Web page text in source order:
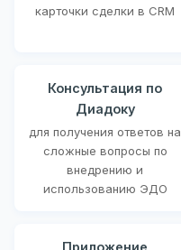
карточки сделки в CRM
Консультация по
Диадоку
для получения ответов на
сложные вопросы по
внедрению и
использованию ЭДО
Приложение